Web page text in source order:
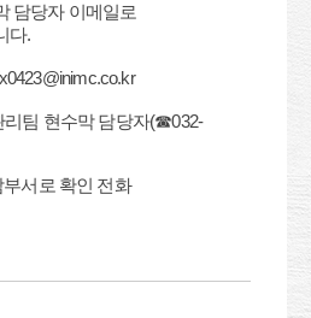
담당자 이메일로
다.
리팀 현수막 담당자(☎032-
서로 확인 전화